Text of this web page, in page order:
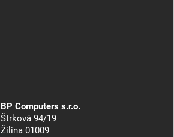
BP Computers s.r.o.
Štrková 94/19
Žilina 01009